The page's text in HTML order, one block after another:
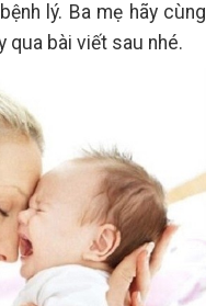
lý. Ba mẹ hãy cùng
qua bài viết sau nhé.